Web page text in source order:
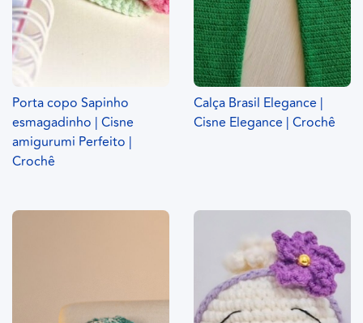
Porta copo Sapinho
esmagadinho | Cisne
amigurumi Perfeito |
Crochê
Calça Brasil Elegance |
Cisne Elegance | Crochê